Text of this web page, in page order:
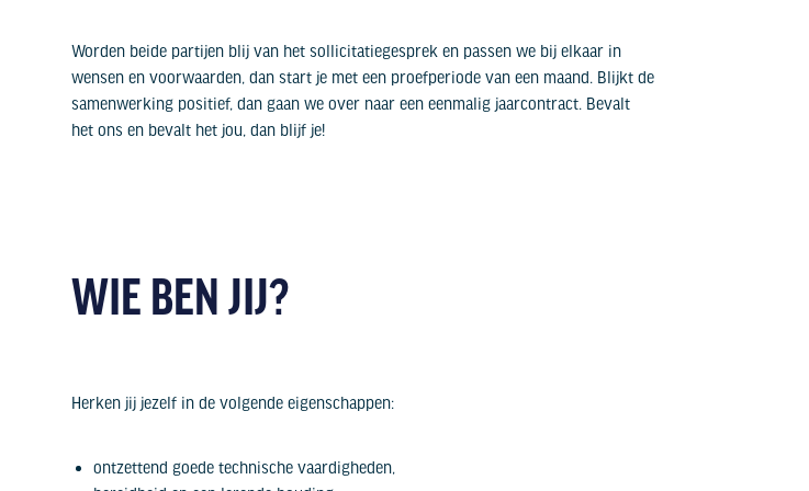
Worden beide partijen blij van het sollicitatiegesprek en passen we bij elkaar in
wensen en voorwaarden, dan start je met een proefperiode van een maand. Blijkt de
samenwerking positief, dan gaan we over naar een eenmalig jaarcontract. Bevalt
het ons en bevalt het jou, dan blijf je!
WIE BEN JIJ?
Herken jij jezelf in de volgende eigenschappen:
ontzettend goede technische vaardigheden,